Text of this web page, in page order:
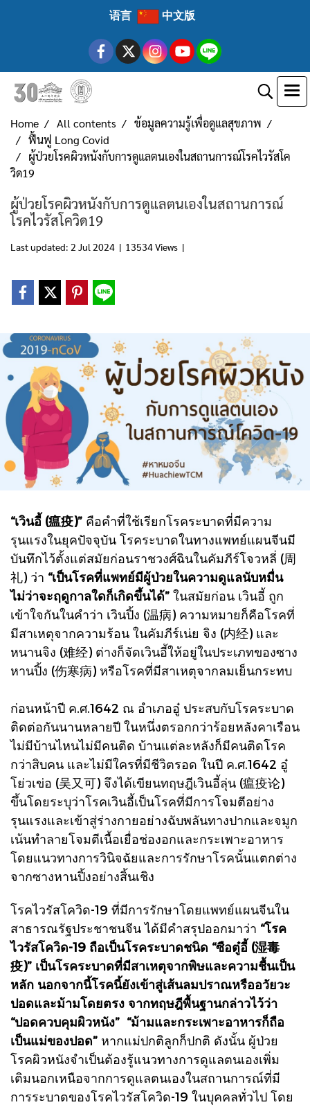
语言 中文版
Home All contents
ข้อมูลความรู้เพื่อดูแลสุขภาพ
ฟื้นฟู Long Covid
ผู้ป่วยโรคผิวหนังกับการดูแลตนเองในสถานการณ์โรคไวรัสโค
วิด19
ผู้ป่วยโรคผิวหนังกับการดูแลตนเองในสถานการณ์
โรคไวรัสโควิด19
Last updated: 2 Jul 2024 | 13534 Views |
“เวินอี้ (瘟疫)” คือคำที่ใช้เรียกโรคระบาดที่มีความ
รุนแรงในยุคปัจจุบัน โรคระบาดในทางแพทย์แผนจีนมี
บันทึกไว้ตั้งแต่สมัยก่อนราชวงศ์ฉินในคัมภีร์โจวหลี่ (周
礼) ว่า “เป็นโรคที่แพทย์มีผู้ป่วยในความดูแลนับหมื่น
ไม่ว่าจะฤดูกาลใดก็เกิดขึ้นได้” ในสมัยก่อน เวินอี้ ถูก
เข้าใจกันในคำว่า เวินปิ้ง (温病) ความหมายก็คือโรคที่
มีสาเหตุจากความร้อน ในคัมภีร์เน่ย จิง (内经) และ
หนานจิง (难经) ต่างก็จัดเวินอี้ให้อยู่ในประเภทของซาง
หานปิ้ง (伤寒病) หรือโรคที่มีสาเหตุจากลมเย็นกระทบ
ก่อนหน้าปี ค.ศ.1642 ณ อำเภออู๋ ประสบกับโรคระบาด
ติดต่อกันนานหลายปี ในหนึ่งตรอกกว่าร้อยหลังคาเรือน
ไม่มีบ้านไหนไม่มีคนติด บ้านแต่ละหลังก็มีคนติดโรค
กว่าสิบคน และไม่มีใครที่มีชีวิตรอด ในปี ค.ศ.1642 อู๋
โย่วเข่อ (吴又可) จึงได้เขียนทฤษฎีเวินอี้ลุ่น (瘟疫论)
ขึ้นโดยระบุว่าโรคเวินอี้เป็นโรคที่มีการโจมตีอย่าง
รุนแรงและเข้าสู่ร่างกายอย่างฉับพลันทางปากและจมูก
เน้นทำลายโจมตีเนื้อเยื่อช่องอกและกระเพาะอาหาร
โดยแนวทางการวินิจฉัยและการรักษาโรคนั้นแตกต่าง
จากซางหานปิ้งอย่างสิ้นเชิง
โรคไวรัสโควิด-19 ที่มีการรักษาโดยแพทย์แผนจีนใน
สาธารณรัฐประชาชนจีน ได้มีคำสรุปออกมาว่า “โรค
ไวรัสโควิด-19 ถือเป็นโรคระบาดชนิด “ซือตู๋อี้ (湿毒
疫)” เป็นโรคระบาดที่มีสาเหตุจากพิษและความชื้นเป็น
หลัก นอกจากนี้โรคนี้ยังเข้าสู่เส้นลมปราณหรืออวัยวะ
ปอดและม้ามโดยตรง จากทฤษฎีพื้นฐานกล่าวไว้ว่า
“ปอดควบคุมผิวหนัง” “ม้ามและกระเพาะอาหารก็ถือ
เป็นแม่ของปอด” หากแม่ปกติลูกก็ปกติ ดังนั้น ผู้ป่วย
โรคผิวหนังจำเป็นต้องรู้แนวทางการดูแลตนเองเพิ่ม
เติมนอกเหนือจากการดูแลตนเองในสถานการณ์ที่มี
การระบาดของโรคไวรัสโควิด-19 ในบุคคลทั่วไป โดย